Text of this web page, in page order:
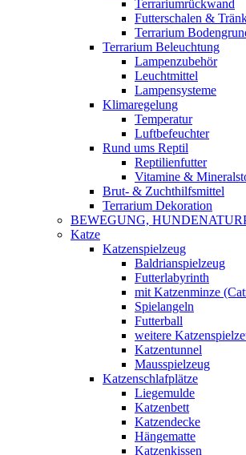
Terrariumrückwand
Futterschalen &
Terrarium
Terrarium Beleuchtung
Lampenzubehör
Leuchtmittel
Lampensysteme
Klimaregelung
Temperatur
Luftbefeuchter
Rund ums Reptil
Reptilienfutter
Vitamine &
Brut- & Zuchthilfsmittel
Terrarium Dekoration
BEWEGUNG,
Katze
Katzenspielzeug
Baldrianspielzeug
Futterlabyrinth
mit Katzenminze
Spielangeln
Futterball
weitere
Katzentunnel
Mausspielzeug
Katzenschlafplätze
Liegemulde
Katzenbett
Katzendecke
Hängematte
Katzenkissen